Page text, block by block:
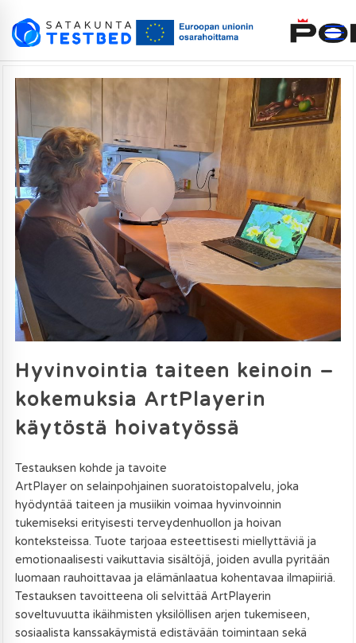
Hyvinvointia taiteen keinoin –
kokemuksia ArtPlayerin
käytöstä hoivatyössä
Testauksen kohde ja tavoite
ArtPlayer on selainpohjainen suoratoistopalvelu, joka
hyödyntää taiteen ja musiikin voimaa hyvinvoinnin
tukemiseksi erityisesti terveydenhuollon ja hoivan
konteksteissa. Tuote tarjoaa esteettisesti miellyttäviä ja
emotionaalisesti vaikuttavia sisältöjä, joiden avulla pyritään
luomaan rauhoittavaa ja elämänlaatua kohentavaa ilmapiiriä.
Testauksen tavoitteena oli selvittää ArtPlayerin
soveltuvuutta ikäihmisten yksilöllisen arjen tukemiseen,
sosiaalista kanssakäymistä edistävään toimintaan sekä